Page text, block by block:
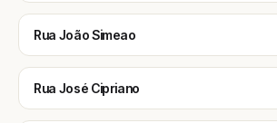
Rua João Simeao
Rua José Cipriano